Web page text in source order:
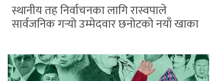
स्थानीय तह निर्वाचनका लागि रास्वपाले
सार्वजनिक गर्‍यो उम्मेदवार छनोटको नयाँ खाका